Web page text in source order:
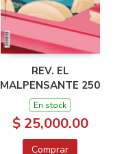
REV. EL
MALPENSANTE 250
En stock
$ 25,000.00
Comprar